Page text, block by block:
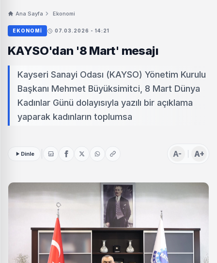
Ana Sayfa Ekonomi
EKONOMI 07.03.2026 - 14:21
KAYSO'dan '8 Mart' mesajı
Kayseri Sanayi Odası (KAYSO) Yönetim Kurulu
Başkanı Mehmet Büyüksimitci, 8 Mart Dünya
Kadınlar Günü dolayısıyla yazılı bir açıklama
yaparak kadınların toplumsa
Dinle A- A+